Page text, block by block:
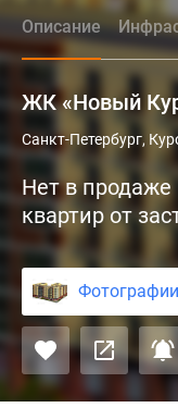
Описание
ЖК «Новый
Жилой
комплекс
комфорт-
класса
«Новый
курорт»
расположен
в
городе
Сестрорецк
Ленинградской
Санкт-Петербург,
Нет в продаже
квартир от
Фотографии